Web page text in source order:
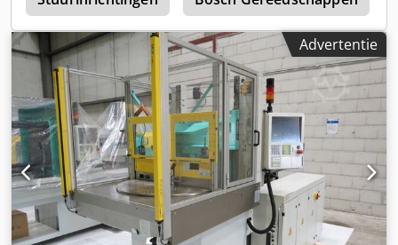
Advertentie